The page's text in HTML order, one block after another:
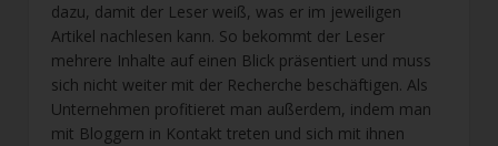
dazu, damit der Leser weiß, was er im jeweiligen
Artikel nachlesen kann. So bekommt der Leser
mehrere Inhalte auf einen Blick präsentiert und muss
sich nicht weiter mit der Recherche beschäftigen. Als
Unternehmen profitieret man außerdem, indem man
mit Bloggern in Kontakt treten und sich mit ihnen